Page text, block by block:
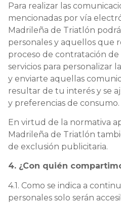
Para realizar las
mencionadas por vía
Madrileña de Triatlón
personales y aquellos que
proceso de contratación
servicios para personalizar
y enviarte aquellas
resultar de tu interés y se
y preferencias de consumo.
En virtud de la normativa
Madrileña de Triatlón
de exclusión publicitaria.
4. ¿Con quién
4.1. Como se indica a
personales solo serán